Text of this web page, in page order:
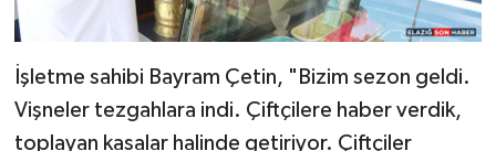
İşletme sahibi Bayram Çetin, "Bizim sezon geldi.
Vişneler tezgahlara indi. Çiftçilere haber verdik,
toplayan kasalar halinde getiriyor. Çiftçiler